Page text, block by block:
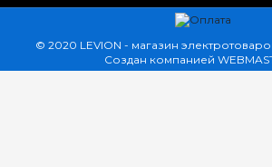
© 2020 LEVION - магазин
Создан компанией